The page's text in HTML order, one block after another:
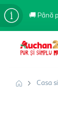
🚚 Până
Casa